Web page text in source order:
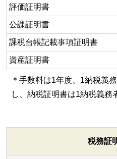
評価証明書
公課証明書
課税台帳記載事項証明書
資産証明書
＊手数料は1年度、1納税義
し、納税証明書は1納税義務
税務